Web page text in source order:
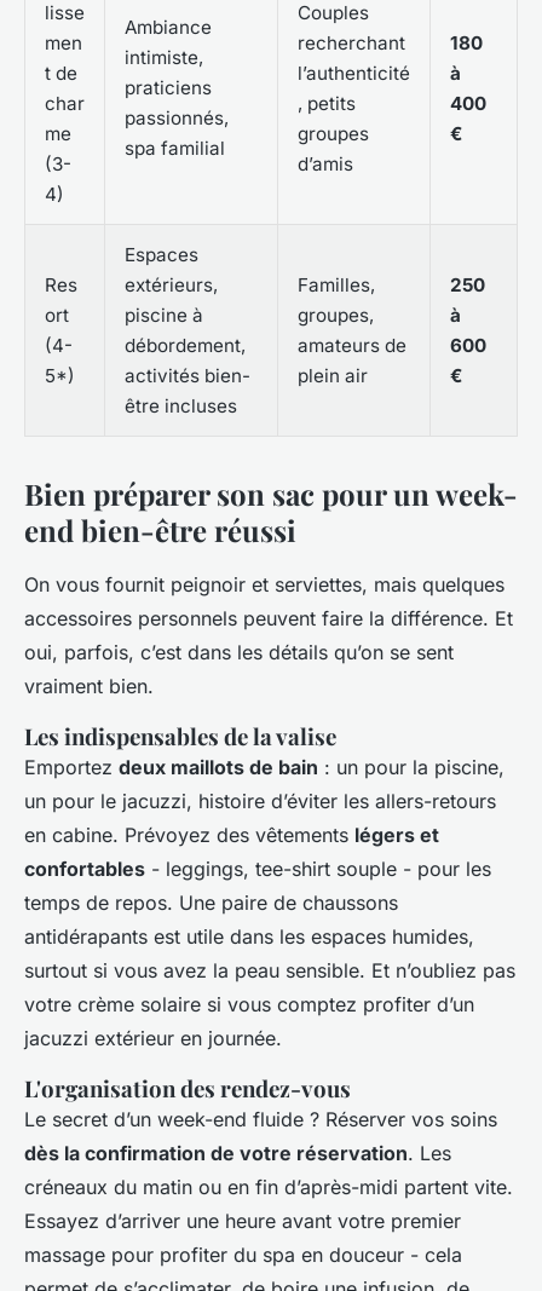
lisse
men
t de
char
me
(3-
4)
Ambiance
intimiste,
praticiens
passionnés,
spa familial
Couples
recherchant
l’authenticité
, petits
groupes
d’amis
180
à
400
€
Res
ort
(4-
5*)
Espaces
extérieurs,
piscine à
débordement,
activités bien-
être incluses
Familles,
groupes,
amateurs de
plein air
250
à
600
€
Bien préparer son sac pour un week-
end bien-être réussi
On vous fournit peignoir et serviettes, mais quelques
accessoires personnels peuvent faire la différence. Et
oui, parfois, c’est dans les détails qu’on se sent
vraiment bien.
Les indispensables de la valise
Emportez deux maillots de bain : un pour la piscine,
un pour le jacuzzi, histoire d’éviter les allers-retours
en cabine. Prévoyez des vêtements légers et
confortables - leggings, tee-shirt souple - pour les
temps de repos. Une paire de chaussons
antidérapants est utile dans les espaces humides,
surtout si vous avez la peau sensible. Et n’oubliez pas
votre crème solaire si vous comptez profiter d’un
jacuzzi extérieur en journée.
L'organisation des rendez-vous
Le secret d’un week-end fluide ? Réserver vos soins
dès la confirmation de votre réservation. Les
créneaux du matin ou en fin d’après-midi partent vite.
Essayez d’arriver une heure avant votre premier
massage pour profiter du spa en douceur - cela